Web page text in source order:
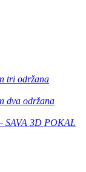
tri održana
dva održana
SAVA 3D POKAL